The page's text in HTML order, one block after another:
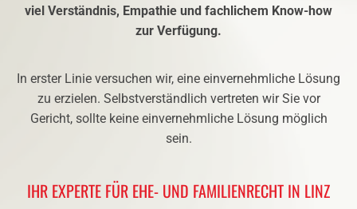
viel Verständnis, Empathie und fachlichem Know-how
zur Verfügung.
In erster Linie versuchen wir, eine einvernehmliche Lösung
zu erzielen. Selbstverständlich vertreten wir Sie vor
Gericht, sollte keine einvernehmliche Lösung möglich
sein.
IHR EXPERTE FÜR EHE- UND FAMILIENRECHT IN LINZ